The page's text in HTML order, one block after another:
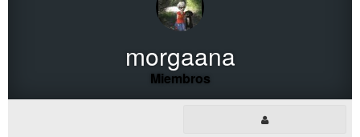
morgaana
Miembros